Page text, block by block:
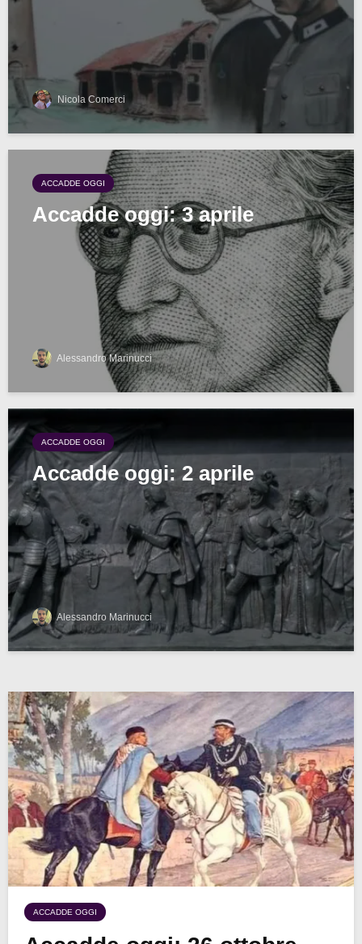
Nicola Comerci
ACCADDE OGGI
Accadde oggi: 3 aprile
Alessandro Marinucci
ACCADDE OGGI
Accadde oggi: 2 aprile
Alessandro Marinucci
ACCADDE OGGI